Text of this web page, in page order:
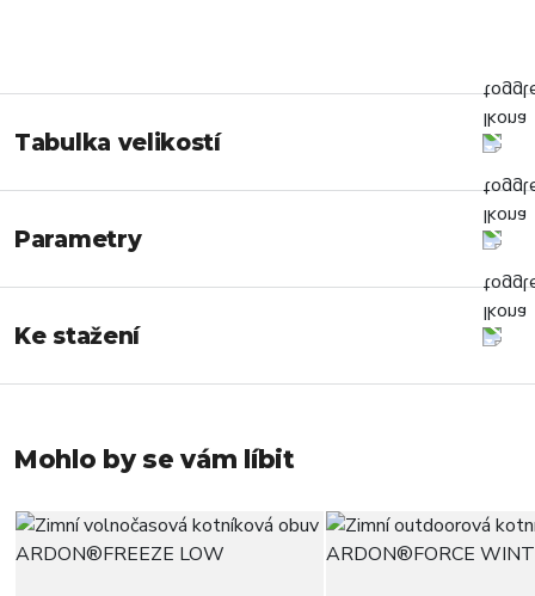
Tabulka velikostí
Parametry
Ke stažení
Mohlo by se vám líbit